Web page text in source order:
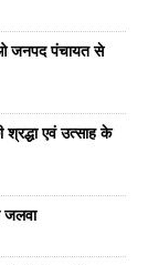
जनपद पंचायत से
श्रद्धा एवं उत्साह के
जलवा